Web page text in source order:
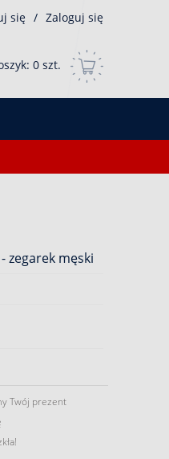
się / Zaloguj się
0 szt.
- zegarek męski
Twój prezent